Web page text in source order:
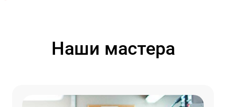
Наши мастера